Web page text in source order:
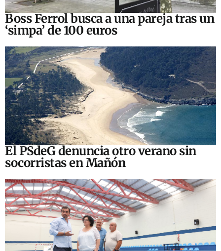
Boss Ferrol busca a una pareja tras un
‘simpa’ de 100 euros
El PSdeG denuncia otro verano sin
socorristas en Mañón